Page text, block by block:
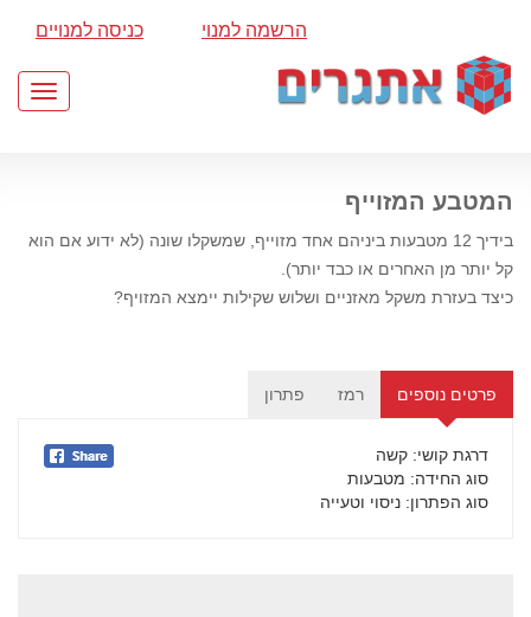
הרשמה למנוי כניסה למנויים
המטבע המזוייף
בידיך 12 מטבעות ביניהם אחד מזוייף, שמשקלו שונה (לא ידוע אם הוא
קל יותר מן האחרים או כבד יותר).
כיצד בעזרת משקל מאזניים ושלוש שקילות יימצא המזויף?
פרטים נוספים רמז פתרון
דרגת קושי: קשה
סוג החידה: מטבעות
סוג הפתרון: ניסוי וטעייה